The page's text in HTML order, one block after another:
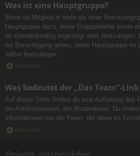
Was ist eine Hauptgruppe?
Wenn du Mitglied in mehr als einer
Hauptgruppe dazu, deine Gruppenfarbe sowie
dir standardmäßig angezeigt wird, festzulegen.
die Berechtigung geben, deine Hauptgruppe im
selbst festzulegen.
Nach oben
Was bedeutet der „Das Team“-
Auf dieser Seite findest du eine Auflistung des
der Administratoren, der Moderatoren. Du
Informationen wie die Foren, die diese im
Nach oben